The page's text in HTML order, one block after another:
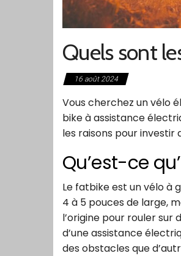
Quels sont
16 août 2024
Vous cherchez un vélo
bike à assistance
les raisons pour investir
Qu’est-ce
Le fatbike est un vélo à
4 à 5 pouces de large,
l’origine pour rouler sur
d’une assistance
des obstacles que